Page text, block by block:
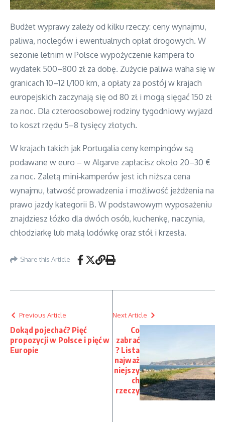
Budżet wyprawy zależy od kilku rzeczy: ceny wynajmu,
paliwa, noclegów i ewentualnych opłat drogowych. W
sezonie letnim w Polsce wypożyczenie kampera to
wydatek 500–800 zł za dobę. Zużycie paliwa waha się w
granicach 10–12 l/100 km, a opłaty za postój w krajach
europejskich zaczynają się od 80 zł i mogą sięgać 150 zł
za noc. Dla czteroosobowej rodziny tygodniowy wyjazd
to koszt rzędu 5–8 tysięcy złotych.
W krajach takich jak Portugalia ceny kempingów są
podawane w euro – w Algarve zapłacisz około 20–30 €
za noc. Zaletą mini‑kamperów jest ich niższa cena
wynajmu, łatwość prowadzenia i możliwość jeżdżenia na
prawo jazdy kategorii B. W podstawowym wyposażeniu
znajdziesz łóżko dla dwóch osób, kuchenkę, naczynia,
chłodziarkę lub małą lodówkę oraz stół i krzesła.
Share this Article
Previous Article
Dokąd pojechać? Pięć
propozycji w Polsce i pięć w
Europie
Next Article
Co
zabrać
? Lista
najważ
niejszy
ch
rzeczy